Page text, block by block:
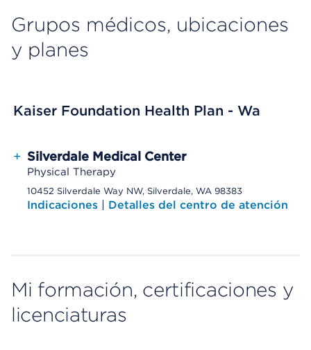
Grupos médicos, ubicaciones
y planes
Kaiser Foundation Health Plan - Wa
+ Silverdale Medical Center
Physical Therapy
10452 Silverdale Way NW, Silverdale, WA 98383
Indicaciones | Detalles del centro de atención
Mi formación, certificaciones y
licenciaturas